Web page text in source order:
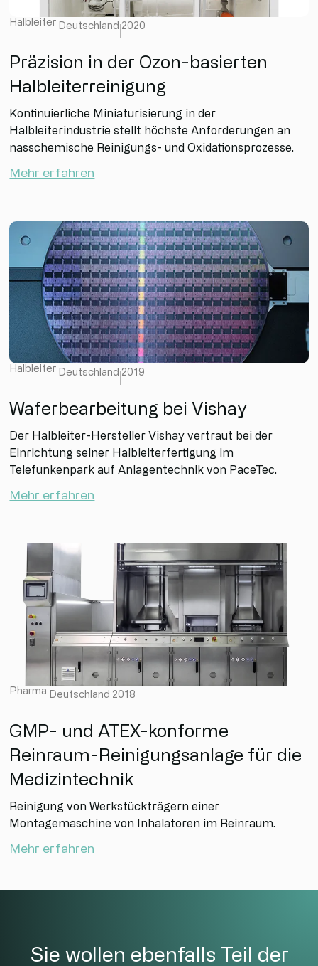
Halbleiter Deutschland 2020
Präzision in der Ozon-basierten
Halbleiterreinigung
Kontinuierliche Miniaturisierung in der
Halbleiterindustrie stellt höchste Anforderungen an
nasschemische Reinigungs- und Oxidationsprozesse.
Mehr erfahren
Halbleiter Deutschland 2019
Waferbearbeitung bei Vishay
Der Halbleiter-Hersteller Vishay vertraut bei der
Einrichtung seiner Halbleiterfertigung im
Telefunkenpark auf Anlagentechnik von PaceTec.
Mehr erfahren
Pharma Deutschland 2018
GMP- und ATEX-konforme
Reinraum-Reinigungsanlage für die
Medizintechnik
Reinigung von Werkstückträgern einer
Montagemaschine von Inhalatoren im Reinraum.
Mehr erfahren
Sie wollen ebenfalls Teil der